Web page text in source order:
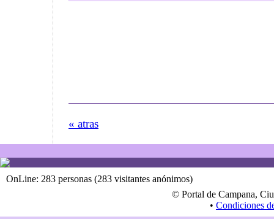
« atras
OnLine: 283 personas (283 visitantes anónimos)
© Portal de Campana,
• Condiciones